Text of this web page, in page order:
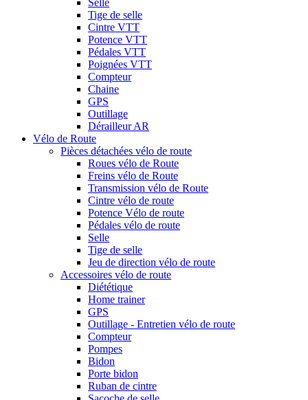
Selle
Tige de selle
Cintre VTT
Potence VTT
Pédales VTT
Poignées VTT
Compteur
Chaine
GPS
Outillage
Dérailleur AR
Vélo de Route
Pièces détachées vélo de route
Roues vélo de Route
Freins vélo de Route
Transmission vélo de Route
Cintre vélo de route
Potence Vélo de route
Pédales vélo de route
Selle
Tige de selle
Jeu de direction vélo de route
Accessoires vélo de route
Diététique
Home trainer
GPS
Outillage - Entretien vélo de route
Compteur
Pompes
Bidon
Porte bidon
Ruban de cintre